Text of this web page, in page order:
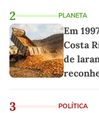
2 PLANETA
Em
Costa
de
3 POLÍTICA